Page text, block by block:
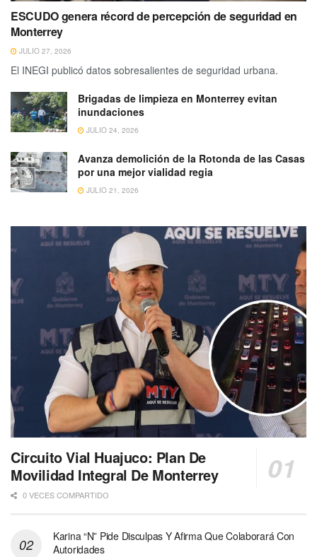
ESCUDO genera récord de percepción de seguridad en
Monterrey
JULIO 27, 2026
El INEGI publicó datos sobresalientes de seguridad urbana.
Brigadas de limpieza en Monterrey evitan
inundaciones
JULIO 24, 2026
Avanza demolición de la Rotonda de las Casas
por una mejor vialidad regia
JULIO 21, 2026
Circuito Vial Huajuco: Plan De
Movilidad Integral De Monterrey
0 VECES COMPARTIDO
Karina “N” Pide Disculpas Y Afirma Que Colaborará Con
Autoridades